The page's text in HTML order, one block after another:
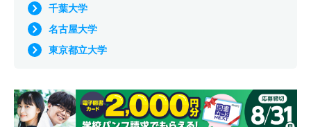
千葉大学
名古屋大学
東京都立大学